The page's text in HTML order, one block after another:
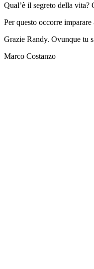
Qual’è il segreto della vita?
Per questo occorre
Grazie Randy. Ovunque tu
Marco Costanzo